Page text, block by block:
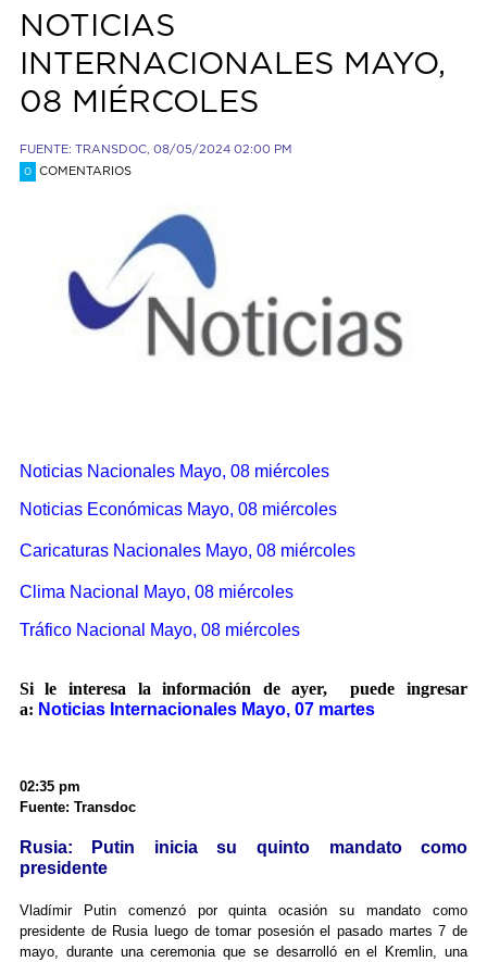
NOTICIAS
INTERNACIONALES MAYO,
08 MIÉRCOLES
FUENTE: TRANSDOC, 08/05/2024 02:00 PM
0 COMENTARIOS
Noticias Nacionales Mayo, 08 miércoles
Noticias Económicas Mayo, 08 miércoles
Caricaturas Nacionales Mayo, 08 miércoles
Clima Nacional Mayo, 08 miércoles
Tráfico Nacional Mayo, 08 miércoles
Si le interesa la información de ayer, puede ingresar
a: Noticias Internacionales Mayo, 07 martes
02:35 pm
Fuente: Transdoc
Rusia: Putin inicia su quinto mandato como
presidente
Vladímir Putin comenzó por quinta ocasión su mandato como
presidente de Rusia luego de tomar posesión el pasado martes 7 de
mayo, durante una ceremonia que se desarrolló en el Kremlin, una